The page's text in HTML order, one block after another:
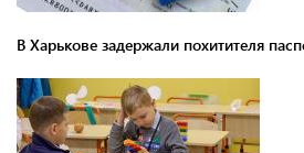
В Харькове задержали похитителя